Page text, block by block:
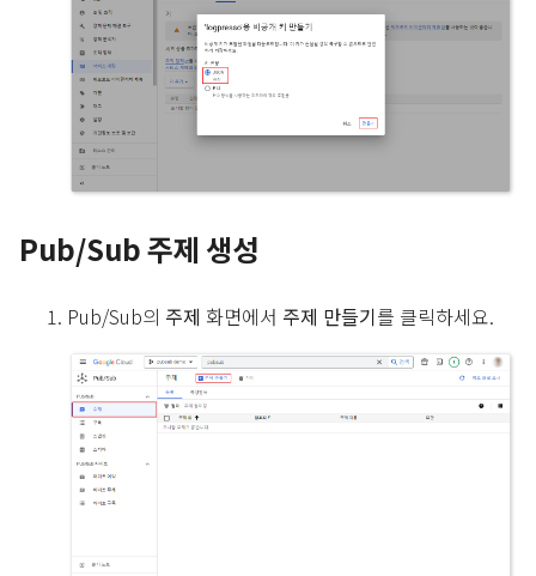
Pub/Sub 주제 생성
Pub/Sub의 주제 화면에서 주제 만들기를 클릭하세요.